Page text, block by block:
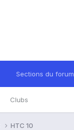
Sections du forum
Clubs
HTC 10